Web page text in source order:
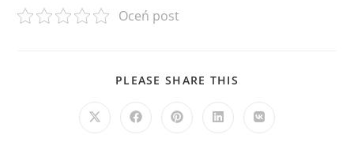
Oceń post
PLEASE SHARE THIS
Opens
Opens Opens Opens Opens